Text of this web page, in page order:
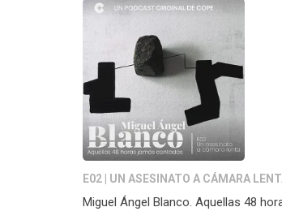
E02 | UN ASESINATO A CÁMARA
Miguel Ángel Blanco. Aquellas 48